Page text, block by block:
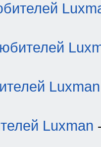
Luxman
Luxman